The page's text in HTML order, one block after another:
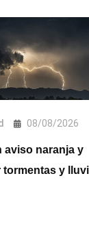
08/08/2026
aviso naranja y
tormentas y